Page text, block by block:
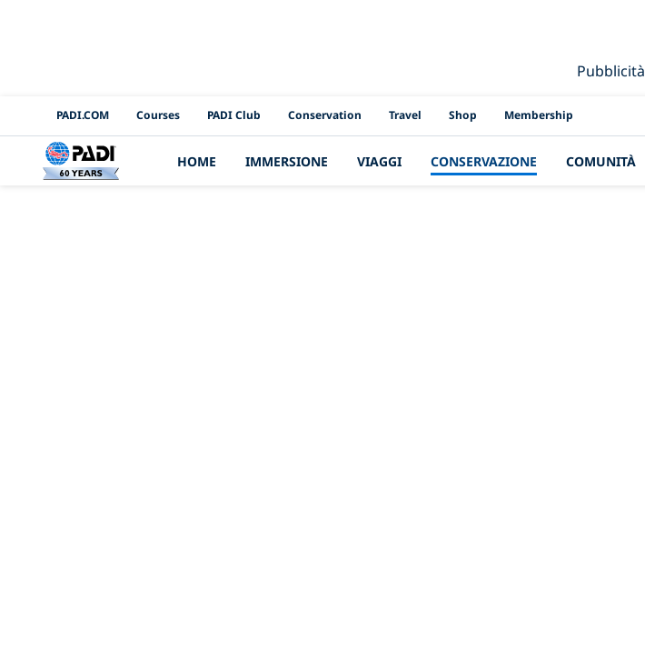
Pubblicità
PADI Channels
PADI.COM Courses PADI Club Conservation Travel Shop Membership
HOME IMMERSIONE VIAGGI CONSERVAZIONE COMUNITÀ